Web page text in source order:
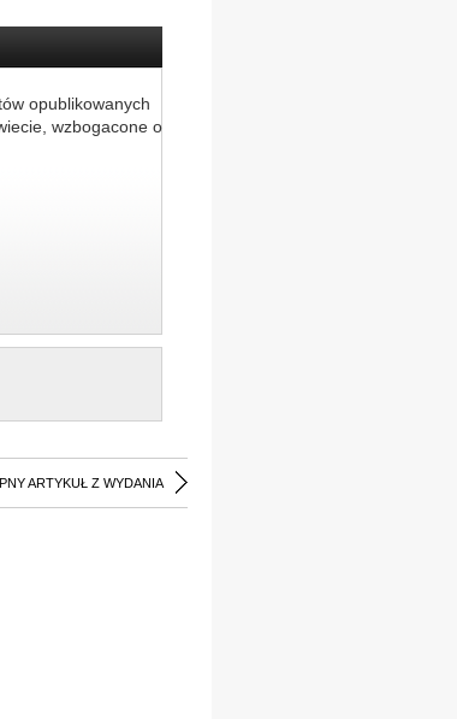
opublikowanych
wzbogacone o
ARTYKUŁ Z WYDANIA